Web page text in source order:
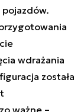
wdrażania
została
ważne –